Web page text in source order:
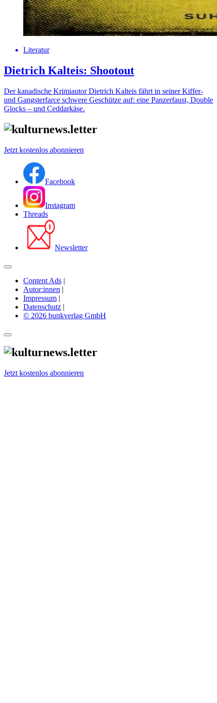
Literatur
Dietrich Kalteis: Shootout
Der kanadische Krimiautor Dietrich Kalteis fährt in seiner Kiffer-
und Gangsterfarce schwere Geschütze auf: eine Panzerfaust, Double
Glocks – und Ceddarkäse.
Jetzt kostenlos abonnieren
Facebook
Instagram
Threads
Newsletter
Content Ads |
Autor:innen |
Impressum |
Datenschutz |
© 2026 bunkverlag GmbH
Jetzt kostenlos abonnieren